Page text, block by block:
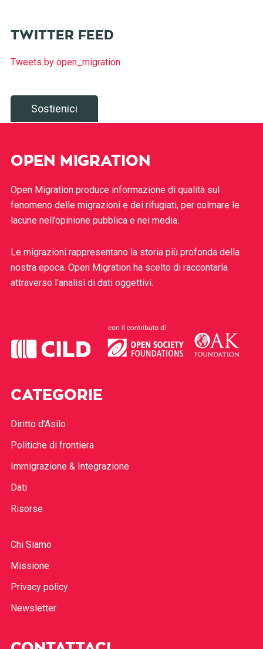
TWITTER FEED
Tweets by open_migration
Sostienici
OPEN MIGRATION
Open Migration produce informazione di qualità sul
fenomeno delle migrazioni e dei rifugiati, per colmare le
lacune nell’opinione pubblica e nei media.
Le migrazioni rappresentano la storia più profonda della
nostra epoca. Open Migration ha scelto di raccontarla
attraverso l’analisi di dati oggettivi.
CATEGORIE
Diritto d’Asilo
Politiche di frontiera
Immigrazione & Integrazione
Dati
Risorse
Chi Siamo
Missione
Privacy policy
Newsletter